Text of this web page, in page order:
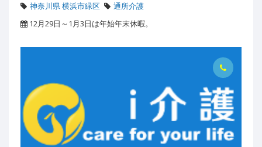
神奈川県 横浜市緑区
通所介護
12月29日～1月3日は年始年末休暇。